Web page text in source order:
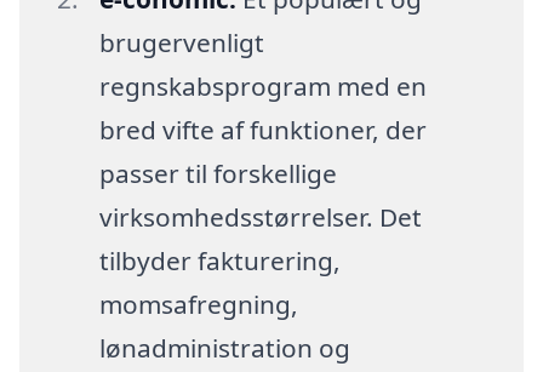
brugervenligt
regnskabsprogram med en
bred vifte af funktioner, der
passer til forskellige
virksomhedsstørrelser. Det
tilbyder fakturering,
momsafregning,
lønadministration og